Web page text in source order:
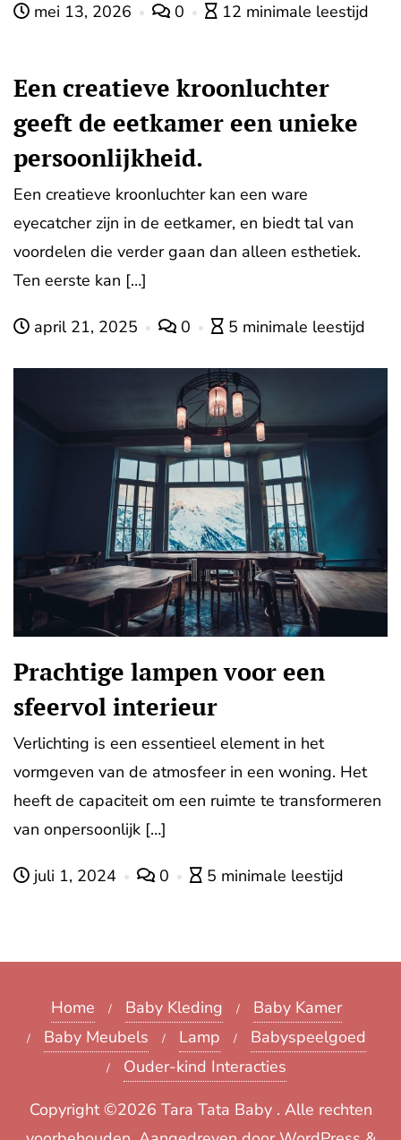
mei 13, 2026 0 12 minimale leestijd
Een creatieve kroonluchter
geeft de eetkamer een unieke
persoonlijkheid.
Een creatieve kroonluchter kan een ware
eyecatcher zijn in de eetkamer, en biedt tal van
voordelen die verder gaan dan alleen esthetiek.
Ten eerste kan […]
april 21, 2025 0 5 minimale leestijd
Prachtige lampen voor een
sfeervol interieur
Verlichting is een essentieel element in het
vormgeven van de atmosfeer in een woning. Het
heeft de capaciteit om een ruimte te transformeren
van onpersoonlijk […]
juli 1, 2024 0 5 minimale leestijd
Home Baby Kleding
Baby Kamer
Baby Meubels
Lamp
Babyspeelgoed
Ouder-kind Interacties
Copyright ©2026 Tara Tata Baby . Alle rechten